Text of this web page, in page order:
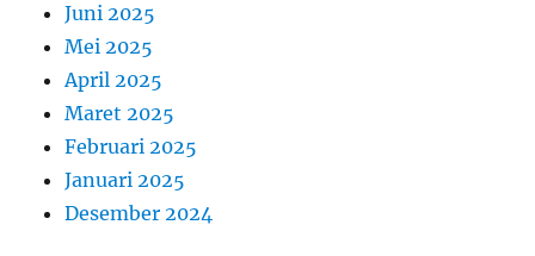
Juni 2025
Mei 2025
April 2025
Maret 2025
Februari 2025
Januari 2025
Desember 2024